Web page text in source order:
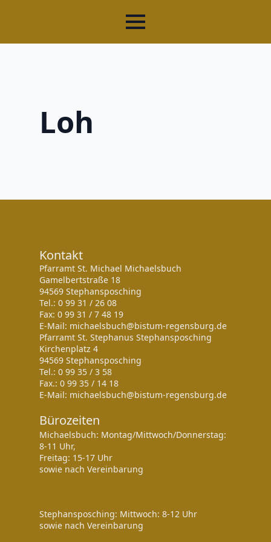
Loh
Kontakt
Pfarramt St. Michael Michaelsbuch
Gamelbertstraße 18
94569 Stephansposching
Tel.: 0 99 31 / 26 08
Fax: 0 99 31 / 7 48 19
E-Mail: michaelsbuch@bistum-regensburg.de
Pfarramt St. Stephanus Stephansposching
Kirchenplatz 4
94569 Stephansposching
Tel.: 0 99 35 / 3 58
Fax.: 0 99 35 / 14 18
E-Mail: michaelsbuch@bistum-regensburg.de
Bürozeiten
Michaelsbuch: Montag/Mittwoch/Donnerstag:
8-11 Uhr,
Freitag: 15-17 Uhr
sowie nach Vereinbarung
Stephansposching: Mittwoch: 8-12 Uhr
sowie nach Vereinbarung